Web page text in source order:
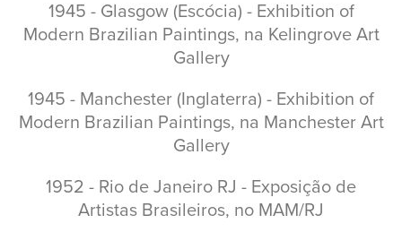
1945 - Glasgow (Escócia) - Exhibition of
Modern Brazilian Paintings, na Kelingrove Art
Gallery
1945 - Manchester (Inglaterra) - Exhibition of
Modern Brazilian Paintings, na Manchester Art
Gallery
1952 - Rio de Janeiro RJ - Exposição de
Artistas Brasileiros, no MAM/RJ